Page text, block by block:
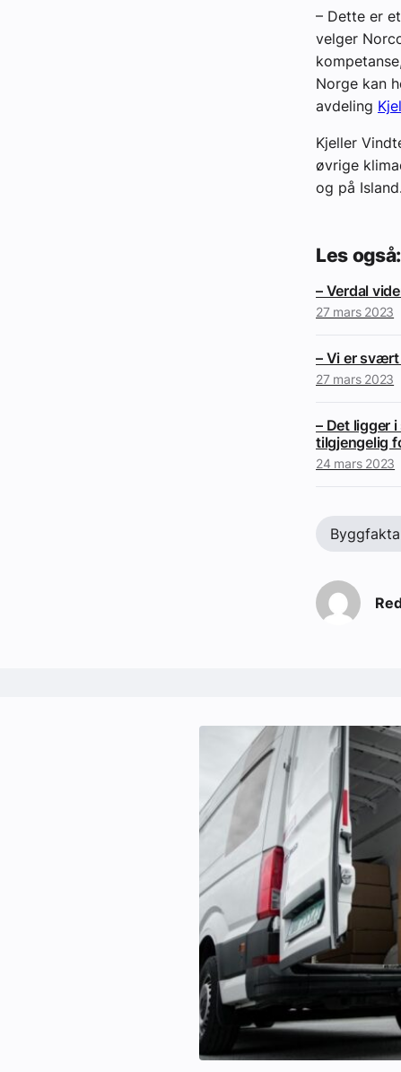
– Dette er
velger
Norge kan
avdeling
Kjeller
øvrige
og på
Les også:
– Verdal
27 mars 2023
– Vi er
27 mars 2023
– Det ligger
tilgjengelig
24 mars 2023